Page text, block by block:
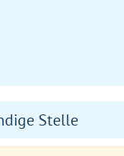
Stelle